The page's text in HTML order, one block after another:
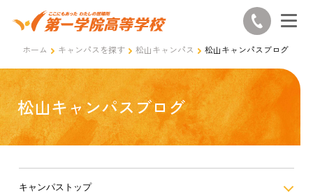
ホーム キャンパスを探す 松山キャンパス 松山キャンパスブログ
松山キャンパスブログ
キャンパストップ